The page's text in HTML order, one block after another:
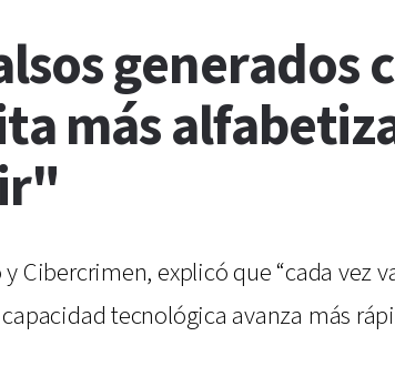
generados
más
Cibercrimen, explicó que “cada vez
tecnológica avanza más